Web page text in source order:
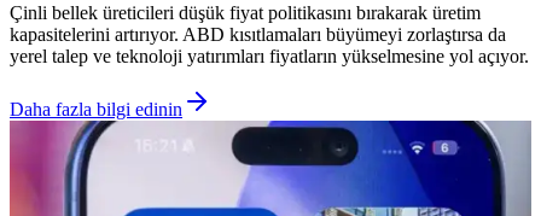
Çinli bellek üreticileri düşük fiyat politikasını bırakarak üretim
kapasitelerini artırıyor. ABD kısıtlamaları büyümeyi zorlaştırsa da
yerel talep ve teknoloji yatırımları fiyatların yükselmesine yol açıyor.
Daha fazla bilgi edinin